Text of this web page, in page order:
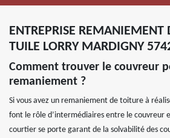
ENTREPRISE REMANIEMENT
TUILE LORRY MARDIGNY
Comment trouver le couvreur
remaniement ?
Si vous avez un remaniement de toiture à
font le rôle d’intermédiaires entre le couvreur
courtier se porte garant de la solvabilité des